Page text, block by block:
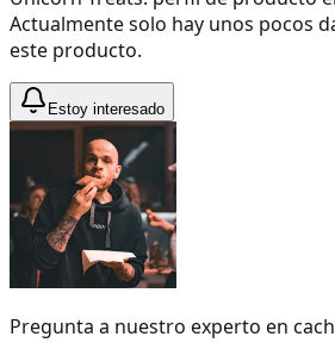
Actualmente solo hay unos pocos
este producto.
Estoy interesado
Pregunta a nuestro experto en